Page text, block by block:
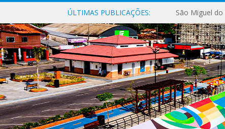
ÚLTIMAS PUBLICAÇÕES: